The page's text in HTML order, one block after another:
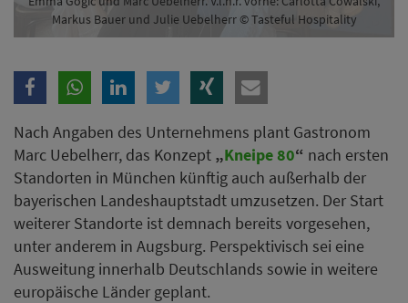
Markus Bauer und Julie Uebelherr © Tasteful Hospitality
Nach Angaben des Unternehmens plant Gastronom
Marc Uebelherr, das Konzept „Kneipe 80“ nach ersten
Standorten in München künftig auch außerhalb der
bayerischen Landeshauptstadt umzusetzen. Der Start
weiterer Standorte ist demnach bereits vorgesehen,
unter anderem in Augsburg. Perspektivisch sei eine
Ausweitung innerhalb Deutschlands sowie in weitere
europäische Länder geplant.